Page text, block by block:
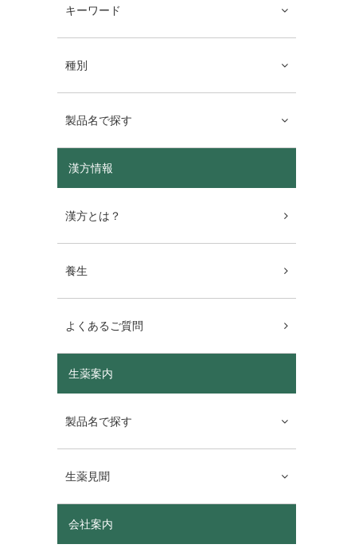
キーワード
種別
製品名で探す
漢方情報
漢方とは？
養生
よくあるご質問
生薬案内
製品名で探す
生薬見聞
会社案内